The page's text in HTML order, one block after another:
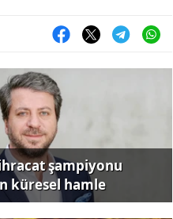
ihracat şampiyonu
küresel hamle